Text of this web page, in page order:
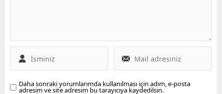
Daha sonraki yorumlarımda kullanılması için adım, e-posta
adresim ve site adresim bu tarayıcıya kaydedilsin.